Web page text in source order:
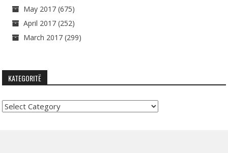
May 2017 (675)
April 2017 (252)
March 2017 (299)
KATEGORITË
Kategoritë